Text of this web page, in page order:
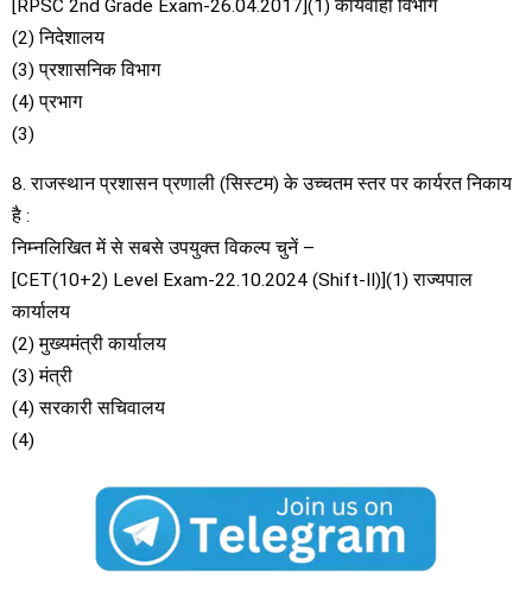
[RPSC 2nd Grade Exam-26.04.2017](1) कार्यवाही विभाग
(2) निदेशालय
(3) प्रशासनिक विभाग
(4) प्रभाग
(3)
8. राजस्थान प्रशासन प्रणाली (सिस्टम) के उच्चतम स्तर पर कार्यरत निकाय
है :
निम्नलिखित में से सबसे उपयुक्त विकल्प चुनें –
[CET(10+2) Level Exam-22.10.2024 (Shift-II)](1) राज्यपाल
कार्यालय
(2) मुख्यमंत्री कार्यालय
(3) मंत्री
(4) सरकारी सचिवालय
(4)